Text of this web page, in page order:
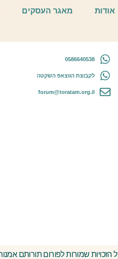
אודות מאגר העסקיםפרי חתיך
0586640538
לקבוצת הווצאפ השקטה
forum@toratam.org.il